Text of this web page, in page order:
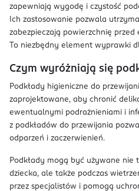
zapewniają wygodę i czystość
Ich zastosowanie pozwala
zabezpieczają powierzchnię
To niezbędny element wyprawki
Czym wyróżniają się
Podkłady higieniczne do
zaprojektowane, aby chronić
ewentualnymi podrażnieniami i
z podkładów do przewijania
odparzeń i zaczerwienień.
Podkłady mogą być używane
dziecka, ale także podczas
przez specjalistów i pomogą